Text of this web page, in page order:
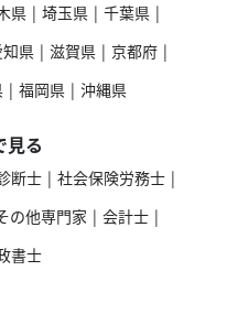
県 | 埼玉県 | 千葉県 |
知県 | 滋賀県 | 京都府 |
| 福岡県 | 沖縄県
る
断士 | 社会保険労務士 |
の他専門家 | 会計士 |
書士